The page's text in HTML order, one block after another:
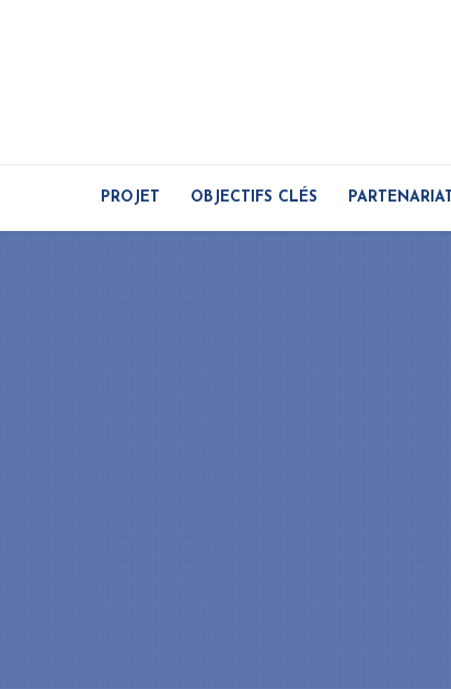
PROJET OBJECTIFS CLÉS PARTENARIAT